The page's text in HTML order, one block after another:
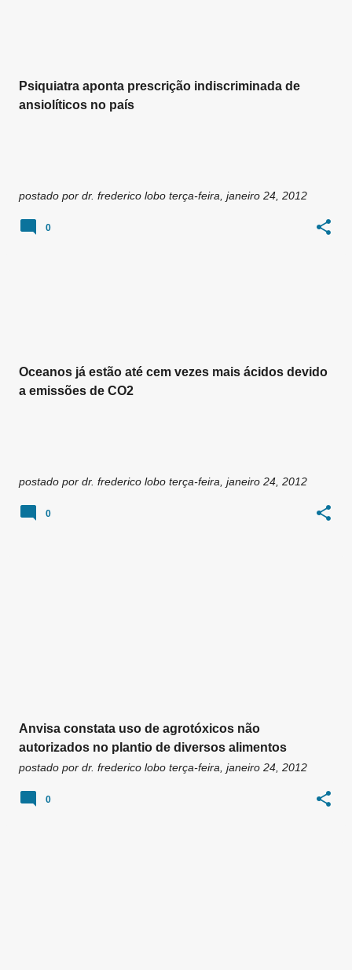
Psiquiatra aponta prescrição indiscriminada de
ansiolíticos no país
postado por dr. frederico lobo terça-feira, janeiro 24, 2012
0
Oceanos já estão até cem vezes mais ácidos devido
a emissões de CO2
postado por dr. frederico lobo terça-feira, janeiro 24, 2012
0
Anvisa constata uso de agrotóxicos não
autorizados no plantio de diversos alimentos
postado por dr. frederico lobo terça-feira, janeiro 24, 2012
0